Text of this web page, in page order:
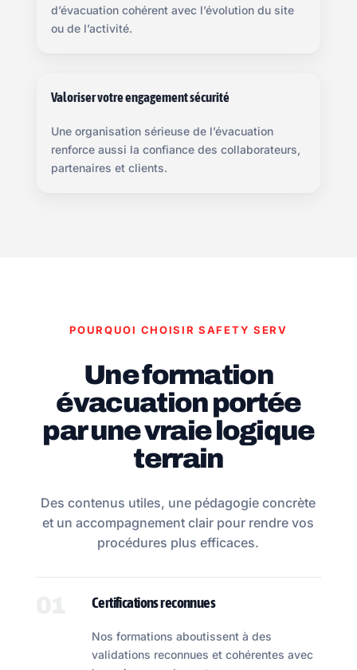
d’évacuation cohérent avec l’évolution du site
ou de l’activité.
Valoriser votre engagement sécurité
Une organisation sérieuse de l’évacuation
renforce aussi la confiance des collaborateurs,
partenaires et clients.
POURQUOI CHOISIR SAFETY SERV
Une formation
évacuation portée
par une vraie logique
terrain
Des contenus utiles, une pédagogie concrète
et un accompagnement clair pour rendre vos
procédures plus efficaces.
Certifications reconnues
Nos formations aboutissent à des
validations reconnues et cohérentes avec